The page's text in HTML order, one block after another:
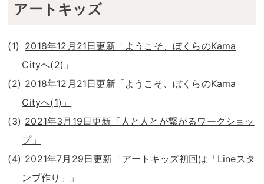
アートキッズ
2018年12月21日更新「ようこそ、ぼくらのKama
Cityへ(2)」
2018年12月21日更新「ようこそ、ぼくらのKama
Cityへ(1)」
2021年3月19日更新「人と人とが繋がるワークショッ
プ」
2021年7月29日更新「アートキッズ初回は「Lineスタ
ンプ作り」」